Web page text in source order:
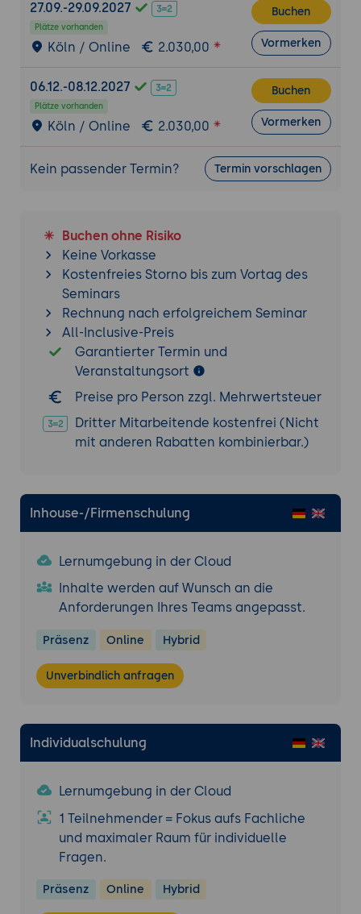
datengetriebene Analyse
Task Mining: Analyse manueller
Tätigkeiten zur Identifikation von
Automatisierungspotenzialen
Erstellung eines Business Cases für die
Automatisierung
9. Security, Compliance & Citizen
Development
Rollenkonzepte und Zugriffsschutz im
zwischen IT und Fachbereichen
10. Praxis-Workshop: „Der intelligente Mail-
Bot“
Analyse eines Postfachs mit
Communications Mining (Grundprinzipien)
Erstellung einer Workflow-Basis mit
Autopilot-Unterstützung
Automatisierte Verarbeitung inkl.
Antwortgenerierung und optionaler
Datenablage
27.09.-29.09.2027
Plätze vorhanden
Köln / Online 2.030,00
Buchen
Vormerken
06.12.-08.12.2027
Plätze vorhanden
Köln / Online 2.030,00
Buchen
Vormerken
Kein passender Termin? Termin vorschlagen
Buchen ohne Risiko
Keine Vorkasse
Kostenfreies Storno bis zum Vortag des
Seminars
Rechnung nach erfolgreichem Seminar
All-Inclusive-Preis
Garantierter Termin und
Veranstaltungsort
Preise pro Person zzgl. Mehrwertsteuer
Dritter Mitarbeitende kostenfrei (Nicht
mit anderen Rabatten kombinierbar.)
Inhouse-/Firmenschulung
Lernumgebung in der Cloud
Inhalte werden auf Wunsch an die
Anforderungen Ihres Teams angepasst.
Präsenz Online Hybrid
Unverbindlich anfragen
Individualschulung
Lernumgebung in der Cloud
1 Teilnehmender = Fokus aufs Fachliche
und maximaler Raum für individuelle
Fragen.
Präsenz Online Hybrid